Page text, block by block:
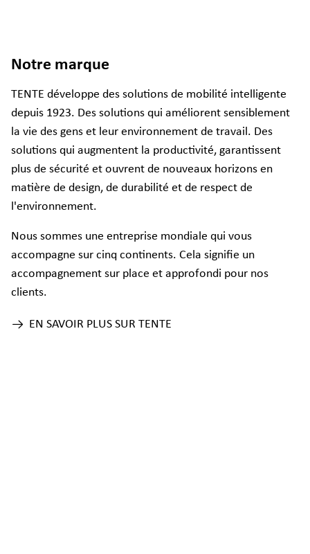
Notre marque
TENTE développe des solutions de mobilité intelligente
depuis 1923. Des solutions qui améliorent sensiblement
la vie des gens et leur environnement de travail. Des
solutions qui augmentent la productivité, garantissent
plus de sécurité et ouvrent de nouveaux horizons en
matière de design, de durabilité et de respect de
l'environnement.
Nous sommes une entreprise mondiale qui vous
accompagne sur cinq continents. Cela signifie un
accompagnement sur place et approfondi pour nos
clients.
EN SAVOIR PLUS SUR TENTE